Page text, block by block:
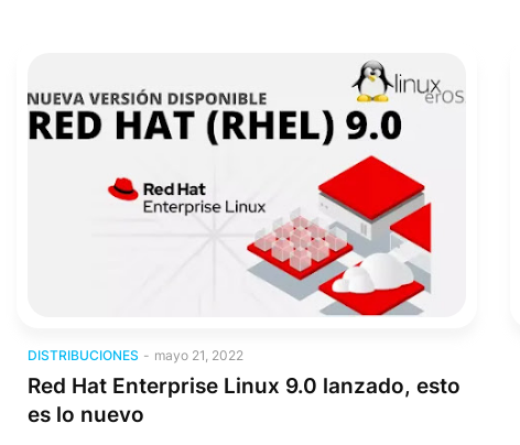
DISTRIBUCIONES - mayo 21, 2022
Red Hat Enterprise Linux 9.0 lanzado, esto
es lo nuevo